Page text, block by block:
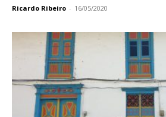
Ricardo Ribeiro - 16/05/2020